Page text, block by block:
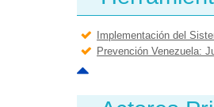
Implementación del
Prevención Venezuela: